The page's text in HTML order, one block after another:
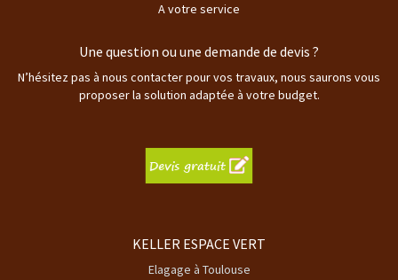
A votre service
Une question ou une demande de devis ?
N’hésitez pas à nous contacter pour vos travaux, nous saurons vous
proposer la solution adaptée à votre budget.
KELLER ESPACE VERT
Elagage à Toulouse